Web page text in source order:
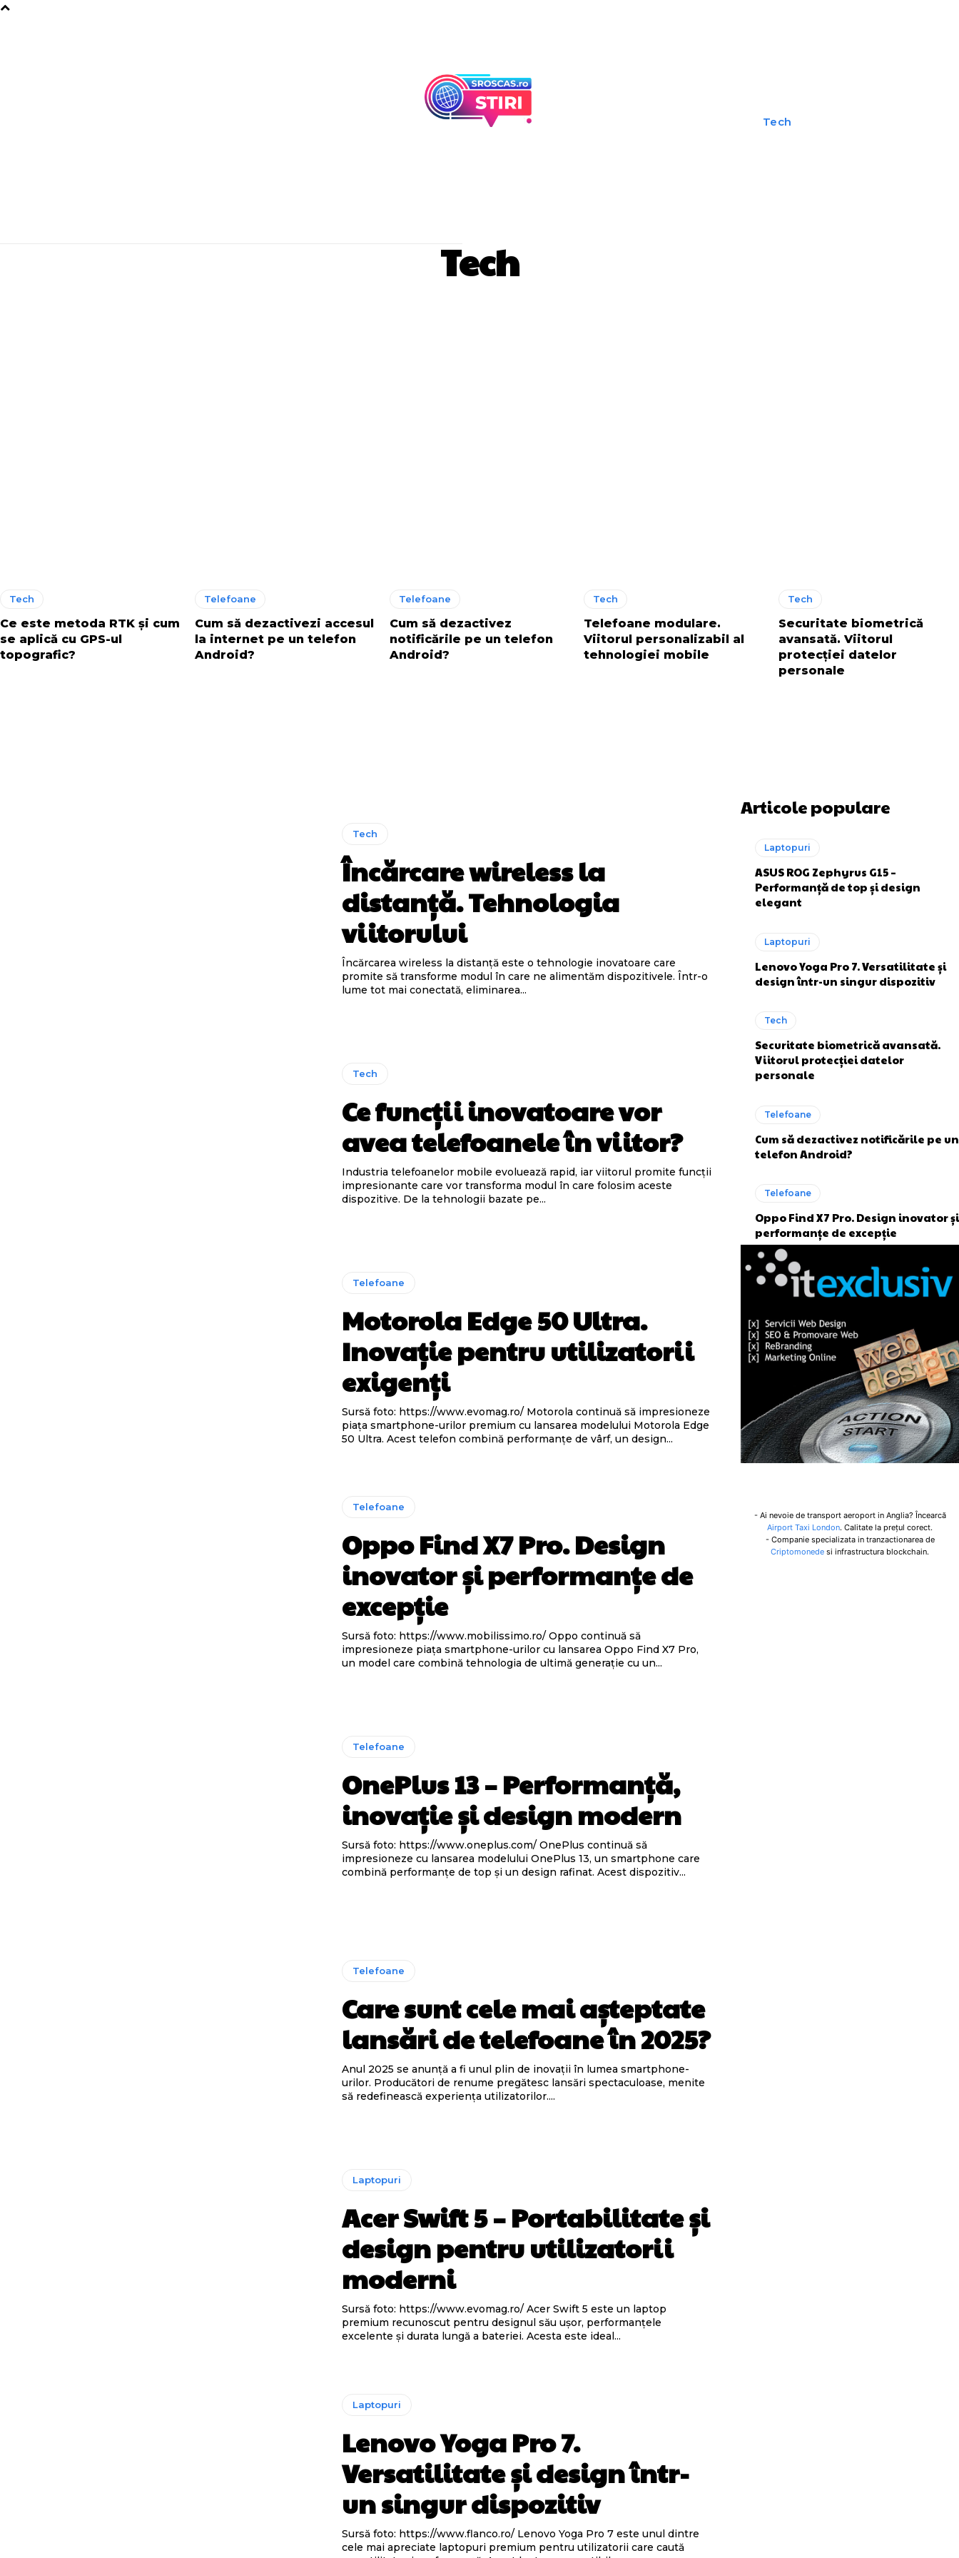
Tech
Tech
Tech
Ce este metoda RTK și cum
se aplică cu GPS-ul
topografic?
Telefoane
Cum să dezactivezi accesul
la internet pe un telefon
Android?
Telefoane
Cum să dezactivez
notificările pe un telefon
Android?
Tech
Telefoane modulare.
Viitorul personalizabil al
tehnologiei mobile
Tech
Securitate biometrică
avansată. Viitorul
protecției datelor
personale
Tech
Încărcare wireless la
distanță. Tehnologia
viitorului
Încărcarea wireless la distanță este o tehnologie inovatoare care
promite să transforme modul în care ne alimentăm dispozitivele. Într-o
lume tot mai conectată, eliminarea...
Tech
Ce funcții inovatoare vor
avea telefoanele în viitor?
Industria telefoanelor mobile evoluează rapid, iar viitorul promite funcții
impresionante care vor transforma modul în care folosim aceste
dispozitive. De la tehnologii bazate pe...
Telefoane
Motorola Edge 50 Ultra.
Inovație pentru utilizatorii
exigenți
Sursă foto: https://www.evomag.ro/ Motorola continuă să impresioneze
piața smartphone-urilor premium cu lansarea modelului Motorola Edge
50 Ultra. Acest telefon combină performanțe de vârf, un design...
Telefoane
Oppo Find X7 Pro. Design
inovator și performanțe de
excepție
Sursă foto: https://www.mobilissimo.ro/ Oppo continuă să
impresioneze piața smartphone-urilor cu lansarea Oppo Find X7 Pro,
un model care combină tehnologia de ultimă generație cu un...
Telefoane
OnePlus 13 – Performanță,
inovație și design modern
Sursă foto: https://www.oneplus.com/ OnePlus continuă să
impresioneze cu lansarea modelului OnePlus 13, un smartphone care
combină performanțe de top și un design rafinat. Acest dispozitiv...
Telefoane
Care sunt cele mai așteptate
lansări de telefoane în 2025?
Anul 2025 se anunță a fi unul plin de inovații în lumea smartphone-
urilor. Producători de renume pregătesc lansări spectaculoase, menite
să redefinească experiența utilizatorilor....
Laptopuri
Acer Swift 5 – Portabilitate și
design pentru utilizatorii
moderni
Sursă foto: https://www.evomag.ro/ Acer Swift 5 este un laptop
premium recunoscut pentru designul său ușor, performanțele
excelente și durata lungă a bateriei. Acesta este ideal...
Laptopuri
Lenovo Yoga Pro 7.
Versatilitate și design într-
un singur dispozitiv
Sursă foto: https://www.flanco.ro/ Lenovo Yoga Pro 7 este unul dintre
cele mai apreciate laptopuri premium pentru utilizatorii care caută
Articole populare
Laptopuri
ASUS ROG Zephyrus G15 –
Performanță de top și design
elegant
Laptopuri
Lenovo Yoga Pro 7. Versatilitate și
design într-un singur dispozitiv
Tech
Securitate biometrică avansată.
Viitorul protecției datelor
personale
Telefoane
Cum să dezactivez notificările pe un
telefon Android?
Telefoane
Oppo Find X7 Pro. Design inovator și
performanțe de excepție
- Ai nevoie de transport aeroport in Anglia? Încearcă
Airport Taxi London. Calitate la prețul corect.
- Companie specializata in tranzactionarea de
Criptomonede si infrastructura blockchain.